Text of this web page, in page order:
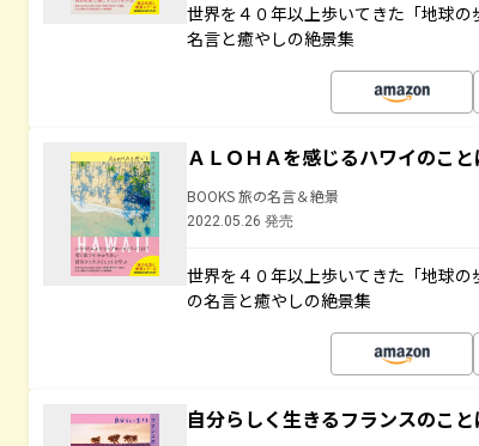
世界を４０年以上歩いてきた「地球
名言と癒やしの絶景集
ＡＬＯＨＡを感じるハワイのこ
BOOKS 旅の名言＆絶景
2022.05.26 発売
世界を４０年以上歩いてきた「地球
の名言と癒やしの絶景集
自分らしく生きるフランスのこ